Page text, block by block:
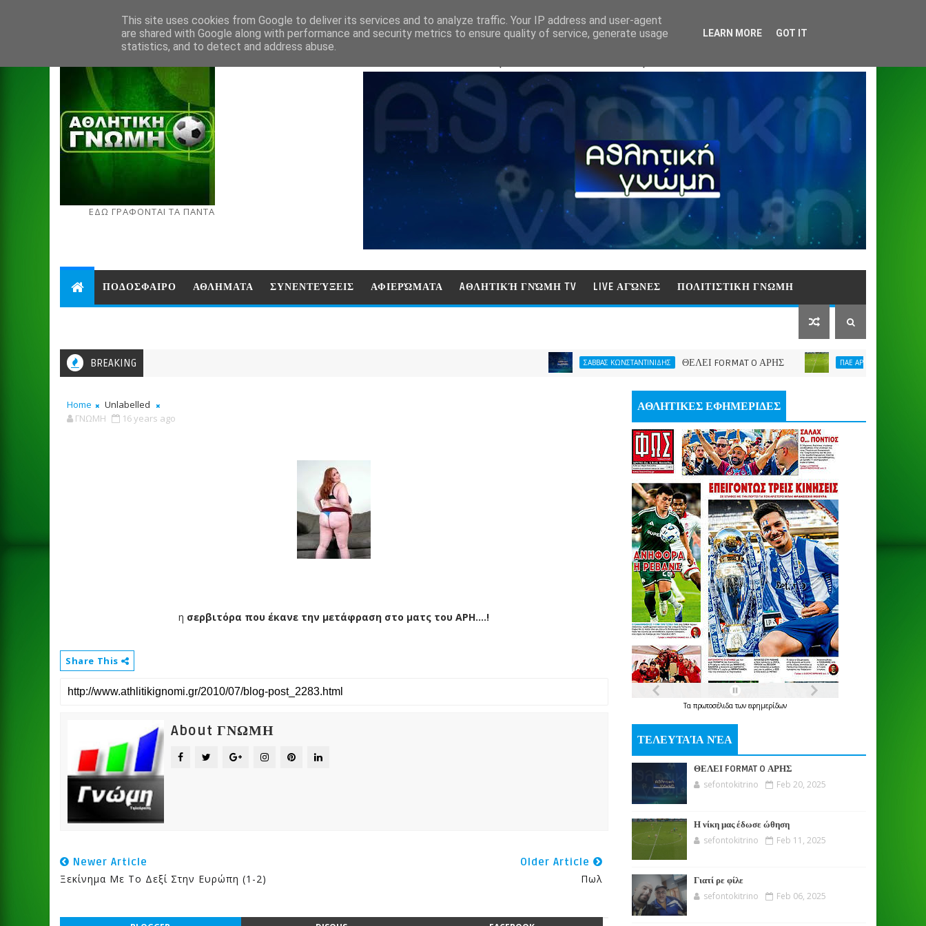
ΕΔΩ ΓΡΑΦΟΝΤΑΙ ΤΑ ΠΑΝΤΑ
ΠΟΔΟΣΦΑΙΡΟ ΑΘΛΗΜΑΤΑ ΣΥΝΕΝΤΕΎΞΕΙΣ ΑΦΙΕΡΏΜΑΤΑ AΘΛΗΤΙΚΉ ΓΝΏΜΗ TV LIVE ΑΓΏΝΕΣ ΠΟΛΙΤΙΣΤΙΚΗ ΓΝΩΜΗ
BREAKING ΣΑΒΒΑΣ ΚΩΝΣΤΑΝΤΙΝΙΔΗΣ ΘΕΛΕΙ FORMAT O ΑΡΗΣ ΠΑΕ ΑΡΗΣ Η νίκη μας έδωσε
Home
Unlabelled
ΓΝΩΜΗ
16 years ago
η σερβιτόρα που έκανε την μετάφραση στο ματς του ΑΡΗ....!
Share This
About ΓΝΩΜΗ
Newer Article
Ξεκίνημα Με Το Δεξί Στην Ευρώπη (1-2)
Older Article
Πωλ
ΑΘΛΗΤΙΚΕΣ ΕΦΗΜΕΡΙΔΕΣ
Τα πρωτοσέλιδατων εφημερίδων
ΤΕΛΕΥΤΑΊΑ ΝΈΑ
ΘΕΛΕΙ FORMAT O ΑΡΗΣ
sefontokitrino Feb 20, 2025
Η νίκη μας έδωσε ώθηση
sefontokitrino Feb 11, 2025
Γιατί ρε φίλε
sefontokitrino Feb 06, 2025
This site uses cookies from Google to deliver its services and to analyze traffic. Your IP address and user-agent
are shared with Google along with performance and security metrics to ensure quality of service, generate usage
statistics, and to detect and address abuse.
LEARN MORE GOT IT